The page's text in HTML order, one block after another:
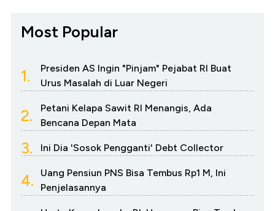
Most Popular
1.
Presiden AS Ingin "Pinjam" Pejabat RI Buat
Urus Masalah di Luar Negeri
2.
Petani Kelapa Sawit RI Menangis, Ada
Bencana Depan Mata
3. Ini Dia 'Sosok Pengganti' Debt Collector
4.
Uang Pensiun PNS Bisa Tembus Rp1 M, Ini
Penjelasannya